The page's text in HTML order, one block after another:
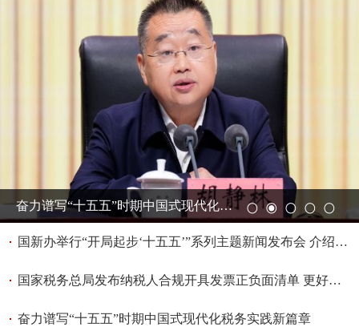
奋力谱写“十五五”时期中国式现代化税务实践新篇章
1
2 3 4
5
国新办举行“开局起步‘十五五’”系列主题新闻发布会 介绍“十五五”时期税收改革发展有关情况
国家税务总局发布纳税人合规开具发票正负面清单 更好维护纳税人合法权益 有效防范“开票经济” 助力全国统一大市场建设
奋力谱写“十五五”时期中国式现代化税务实践新篇章